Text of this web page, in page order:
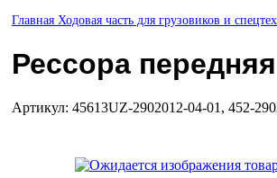
Главная Ходовая часть для грузовиков и
Рессора
Артикул: 45613UZ-2902012-04-01, 452-